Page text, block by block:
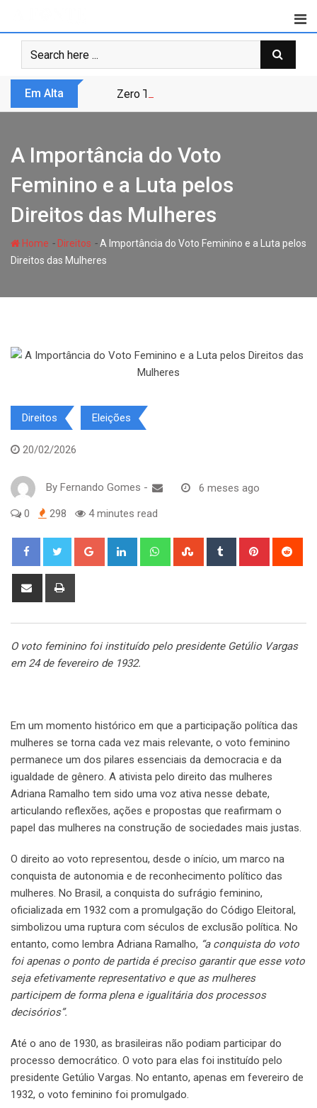
content
Em Alta Zero Trust não é modismo, é
A Importância do Voto
Feminino e a Luta pelos
Direitos das Mulheres
Home - Direitos -A Importância do Voto Feminino e a Luta pelos
Direitos das Mulheres
Direitos Eleições
20/02/2026
By Fernando Gomes - 6 meses ago
0 298 4 minutes read
Google+ LinkedIn WhatsappStumbleUpon
Tumblr Pinterest
Share
O voto feminino foi instituído pelo presidente Getúlio Vargas
em 24 de fevereiro de 1932.
Em um momento histórico em que a participação política das
mulheres se torna cada vez mais relevante, o voto feminino
permanece um dos pilares essenciais da democracia e da
igualdade de gênero. A ativista pelo direito das mulheres
Adriana Ramalho tem sido uma voz ativa nesse debate,
articulando reflexões, ações e propostas que reafirmam o
papel das mulheres na construção de sociedades mais justas.
O direito ao voto representou, desde o início, um marco na
conquista de autonomia e de reconhecimento político das
mulheres. No Brasil, a conquista do sufrágio feminino,
oficializada em 1932 com a promulgação do Código Eleitoral,
simbolizou uma ruptura com séculos de exclusão política. No
entanto, como lembra Adriana Ramalho, “a conquista do voto
foi apenas o ponto de partida é preciso garantir que esse voto
seja efetivamente representativo e que as mulheres
participem de forma plena e igualitária dos processos
decisórios”.
Até o ano de 1930, as brasileiras não podiam participar do
processo democrático. O voto para elas foi instituído pelo
presidente Getúlio Vargas. No entanto, apenas em fevereiro de
1932, o voto feminino foi promulgado.